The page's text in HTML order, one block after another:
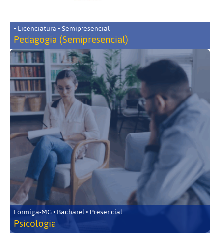
• Licenciatura • Semipresencial
Pedagogia (Semipresencial)
Formiga-MG • Bacharel • Presencial
Psicologia